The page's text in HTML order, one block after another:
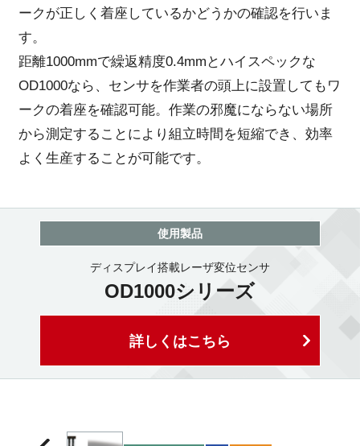
ークが正しく着座しているかどうかの確認を行いま
す。
距離1000mmで繰返精度0.4mmとハイスペックな
OD1000なら、センサを作業者の頭上に設置してもワ
ークの着座を確認可能。作業の邪魔にならない場所
から測定することにより組立時間を短縮でき、効率
よく生産することが可能です。
使用製品
ディスプレイ搭載レーザ変位センサ
OD1000シリーズ
詳しくはこちら